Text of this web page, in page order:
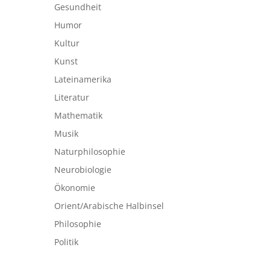
Gesundheit
Humor
Kultur
Kunst
Lateinamerika
Literatur
Mathematik
Musik
Naturphilosophie
Neurobiologie
Ökonomie
Orient/Arabische Halbinsel
Philosophie
Politik